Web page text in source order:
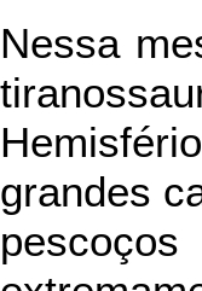
Nessa
grandes